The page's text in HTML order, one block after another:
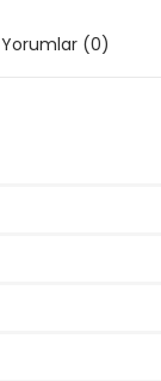
Yorumlar (0)